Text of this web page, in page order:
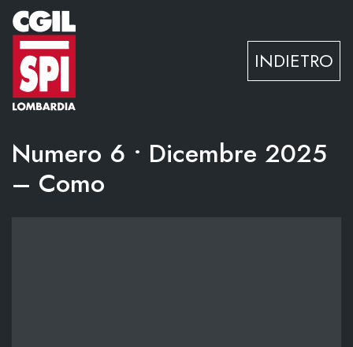
Vai al contenuto
INDIETRO
Numero 6 • Dicembre 2025
– Como